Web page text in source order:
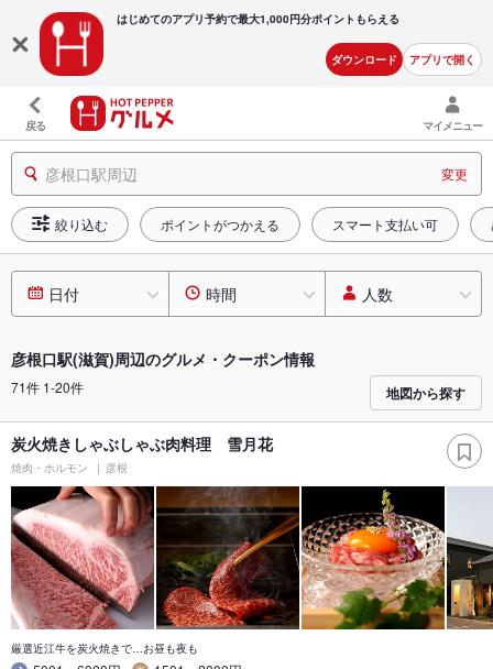
はじめてのアプリ予約で最大1,000円分ポイントもらえる
ダウンロード アプリで開く
戻る マイメニュー
彦根口駅周辺 変更
絞り込む ポイントがつかえる スマート支払い可
日付 時間 人数
彦根口駅(滋賀)周辺のグルメ・クーポン情報
71件 1-20件 地図から探す
炭火焼きしゃぶしゃぶ肉料理 雪月花
焼肉・ホルモン 彦根
厳選近江牛を炭火焼きで…お昼も夜も